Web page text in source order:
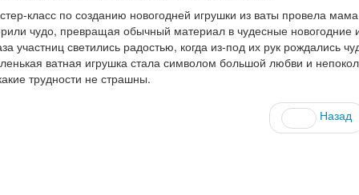
класс по созданию новогодней игрушки из ваты провела
чудо, превращая обычный материал в чудесные новогодние
участниц светились радостью, когда из-под их рук рождались
ватная игрушка стала символом большой любви и
трудности не страшны.
Назад